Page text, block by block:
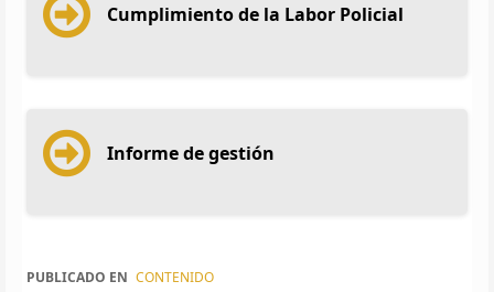
Cumplimiento de la Labor Policial
Informe de gestión
PUBLICADO EN CONTENIDO